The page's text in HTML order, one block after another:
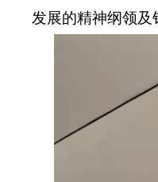
发展的精神纲领